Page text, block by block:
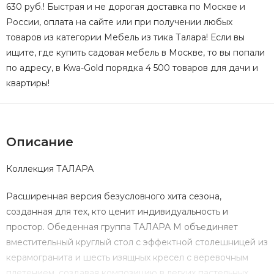
630 руб.! Быстрая и не дорогая доставка по Москве и
России, оплата на сайте или при получении любых
товаров из категории Мебель из тика Талара! Если вы
ищите, где купить садовая мебель в Москве, то вы попали
по адресу, в Kwa-Gold порядка 4 500 товаров для дачи и
квартиры!
Описание
Коллекция ТАЛАРА
Расширенная версия безусловного хита сезона,
созданная для тех, кто ценит индивидуальность и
простор. Обеденная группа ТАЛАРА M объединяет
вместительный круглый стол с эффектной столешницей из
керамогранита и шесть изящных кресел с веревочным